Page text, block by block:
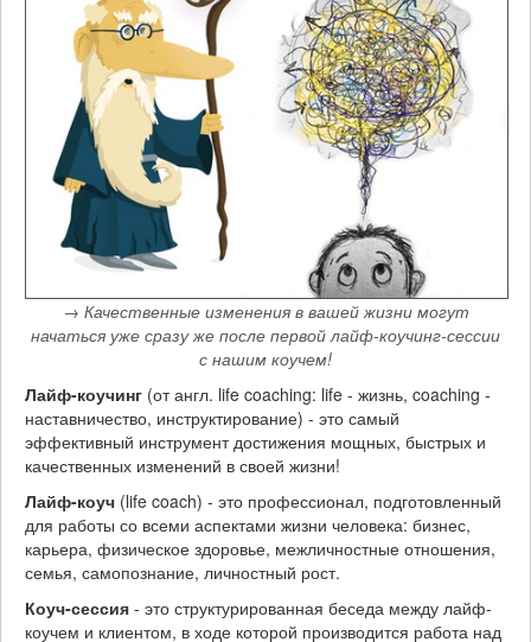
Искать
→ Качественные изменения в вашей жизни могут
начаться уже сразу же после первой лайф-коучинг-сессии
с нашим коучем!
Лайф-коучинг (от англ. life coaching: life - жизнь, coaching -
наставничество, инструктирование) - это самый
эффективный инструмент достижения мощных, быстрых и
качественных изменений в своей жизни!
Лайф-коуч (life coach) - это профессионал, подготовленный
для работы со всеми аспектами жизни человека: бизнес,
карьера, физическое здоровье, межличностные отношения,
семья, самопознание, личностный рост.
Коуч-сессия - это структурированная беседа между лайф-
коучем и клиентом, в ходе которой производится работа над